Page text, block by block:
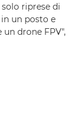
riprese di
un posto e
drone FPV",